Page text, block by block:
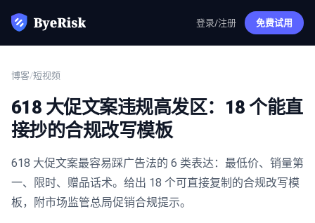
登录/注册 免费试用
博客/短视频
618 大促文案违规高发区：18 个能直
接抄的合规改写模板
618 大促文案最容易踩广告法的 6 类表达：最低价、销量第
一、限时、赠品话术。给出 18 个可直接复制的合规改写模
板，附市场监管总局促销合规提示。